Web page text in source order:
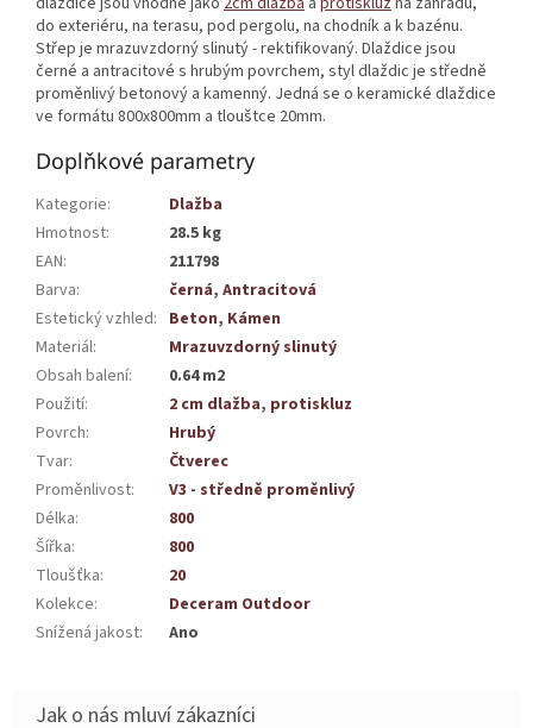
do exteriéru, na terasu, pod pergolu, na chodník a k bazénu.
Střep je mrazuvzdorný slinutý - rektifikovaný. Dlaždice jsou
černé a antracitové s hrubým povrchem, styl dlaždic je středně
proměnlivý betonový a kamenný. Jedná se o keramické dlaždice
ve formátu 800x800mm a tlouštce 20mm.
Doplňkové parametry
Kategorie:
Dlažba
Hmotnost:
28.5 kg
EAN:
211798
Barva: černá, Antracitová
Estetický vzhled: Beton, Kámen
Materiál:
Mrazuvzdorný slinutý
Obsah balení:
0.64 m2
Použití: 2 cm dlažba, protiskluz
Povrch:
Hrubý
Tvar:
Čtverec
Proměnlivost:
V3 - středně proměnlivý
Délka:
800
Šířka:
800
Tloušťka:
20
Kolekce:
Deceram Outdoor
Snížená jakost: Ano